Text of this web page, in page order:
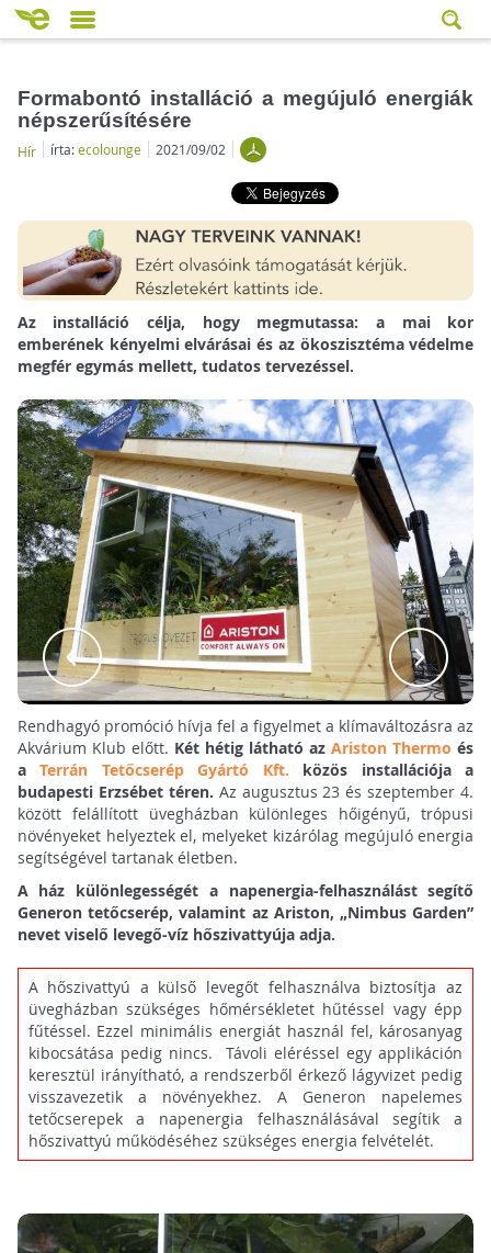
Formabontó installáció a megújuló energiák
népszerűsítésére
Hír írta:ecolounge 2021/09/02
Az installáció célja, hogy megmutassa: a mai kor
emberének kényelmi elvárásai és az ökoszisztéma védelme
megfér egymás mellett, tudatos tervezéssel.
Rendhagyó promóció hívja fel a figyelmet a klímaváltozásra az
Akvárium Klub előtt. Két hétig látható azAriston Thermo és
aTerrán Tetőcserép Gyártó Kft. közös installációja a
budapesti Erzsébet téren. Az augusztus 23 és szeptember 4.
között felállított üvegházban különleges hőigényű, trópusi
növényeket helyeztek el, melyeket kizárólag megújuló energia
segítségével tartanak életben.
A ház különlegességét a napenergia-felhasználást segítő
Generon tetőcserép, valamint az Ariston, „Nimbus Garden”
nevet viselő levegő-víz hőszivattyúja adja.
A hőszivattyú a külső levegőt felhasználva biztosítja az
üvegházban szükséges hőmérsékletet hűtéssel vagy épp
fűtéssel. Ezzel minimális energiát használ fel, károsanyag
kibocsátása pedig nincs. Távoli eléréssel egy applikáción
keresztül irányítható, a rendszerből érkező lágyvizet pedig
visszavezetik a növényekhez. A Generon napelemes
tetőcserepek a napenergia felhasználásával segítik a
hőszivattyú működéséhez szükséges energia felvételét.